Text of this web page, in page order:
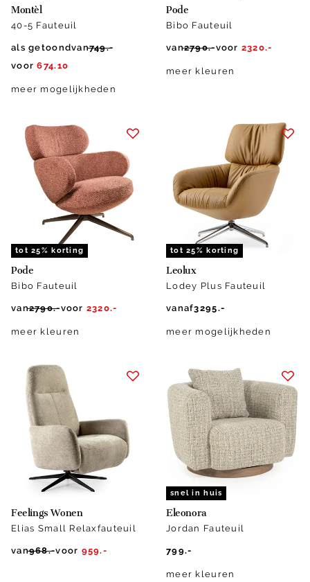
Montèl
40-5 Fauteuil
als getoondvan749.-
voor 674.10
meer mogelijkheden
Pode
Bibo Fauteuil
van2790.-voor 2320.-
meer kleuren
tot 25% korting
Pode
Bibo Fauteuil
van2790.-voor 2320.-
meer kleuren
tot 25% korting
Leolux
Lodey Plus Fauteuil
vanaf3295.-
meer mogelijkheden
Feelings Wonen
Elias Small Relaxfauteuil
van968.-voor 959.-
snel in huis
Eleonora
Jordan Fauteuil
799.-
meer kleuren